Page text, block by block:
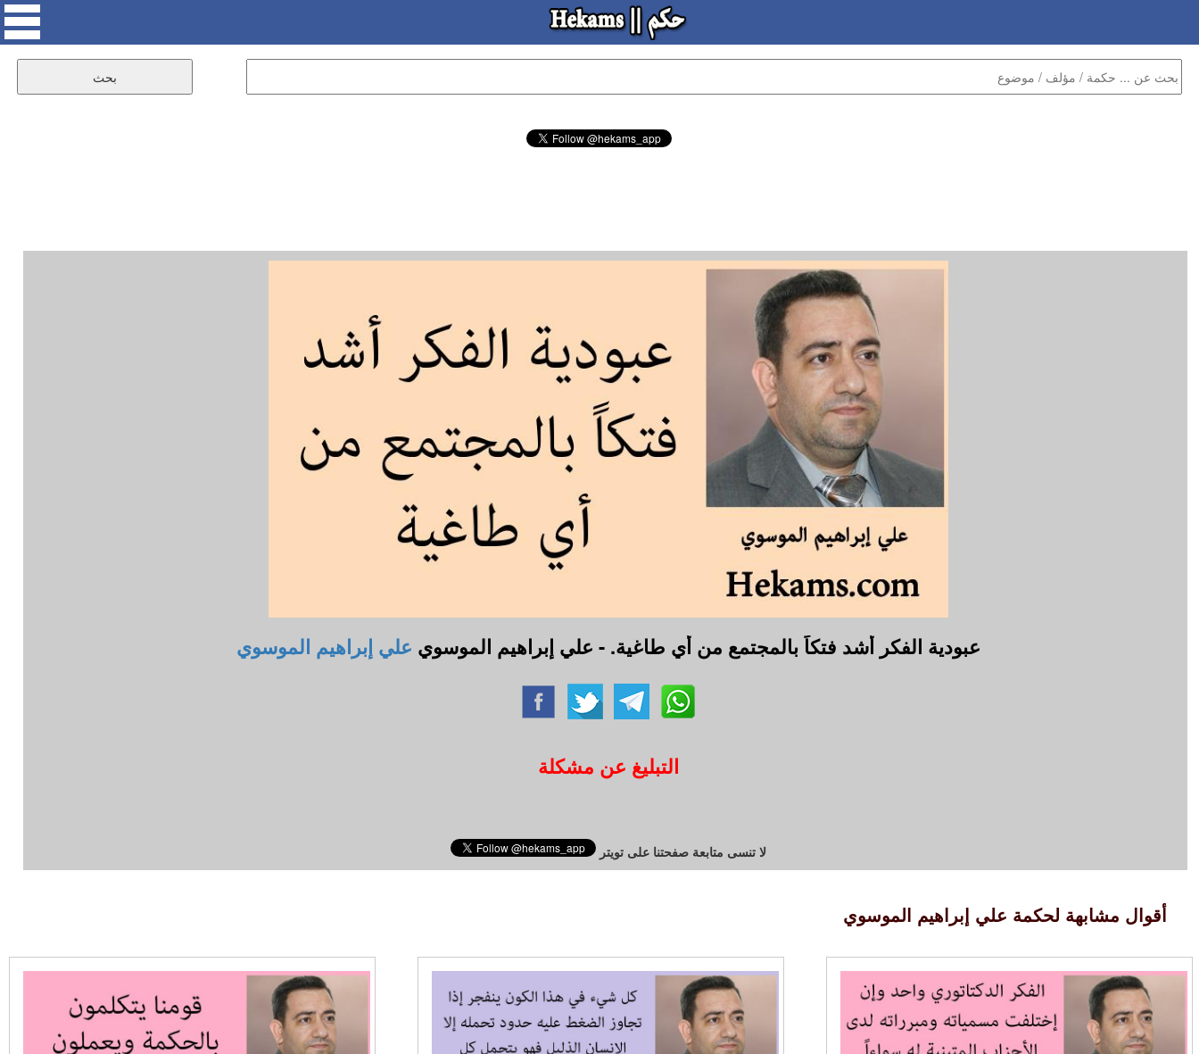
عبودية الفكر أشد فتكاً بالمجتمع من أي طاغية. - علي إبراهيم الموسوي علي إبراهيم الموسوي
التبليغ عن مشكلة
لا تنسى متابعة صفحتنا على تويتر
أقوال مشابهة لحكمة علي إبراهيم الموسوي